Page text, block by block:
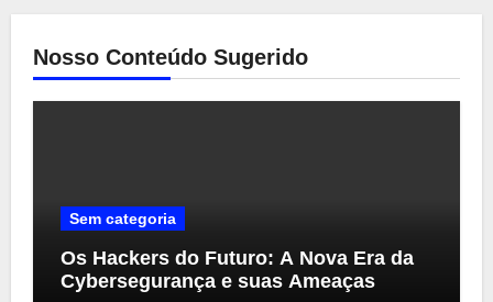
Nosso Conteúdo Sugerido
Sem categoria
Os Hackers do Futuro: A Nova Era da
Cybersegurança e suas Ameaças